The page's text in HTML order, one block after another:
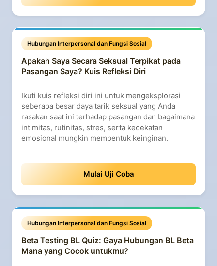
Hubungan Interpersonal dan Fungsi Sosial
Apakah Saya Secara Seksual Terpikat pada
Pasangan Saya? Kuis Refleksi Diri
Ikuti kuis refleksi diri ini untuk mengeksplorasi
seberapa besar daya tarik seksual yang Anda
rasakan saat ini terhadap pasangan dan bagaimana
intimitas, rutinitas, stres, serta kedekatan
emosional mungkin membentuk keinginan.
Mulai Uji Coba
Hubungan Interpersonal dan Fungsi Sosial
Beta Testing BL Quiz: Gaya Hubungan BL Beta
Mana yang Cocok untukmu?